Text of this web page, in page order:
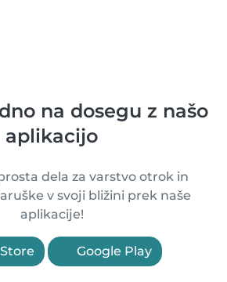
na dosegu z našo
aplikacijo
dela za varstvo otrok in
v svoji bližini prek naše
aplikacije!
Google Play